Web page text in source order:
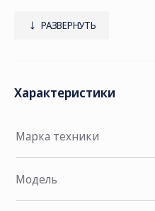
Насос СВН-80
РАЗВЕРНУТЬ
Характеристики
Марка техники
Модель